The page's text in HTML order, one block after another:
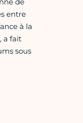
entre
à la
a fait
sous